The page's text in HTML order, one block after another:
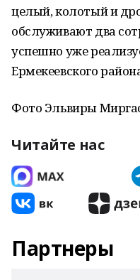
целый, колотый и
обслуживают два
успешно уже
Ермекеевского
Фото Эльвиры
Читайте нас
Партнеры